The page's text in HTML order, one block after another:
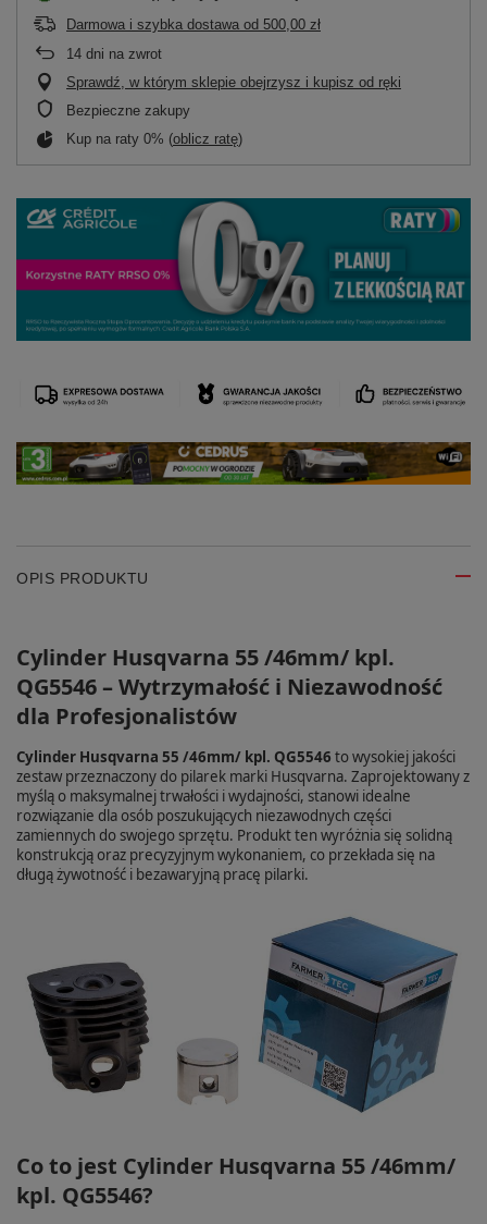
Darmowa i szybka dostawa od 500,00 zł
14 dni na zwrot
Sprawdź, w którym sklepie obejrzysz i kupisz od ręki
Bezpieczne zakupy
Kup na raty 0% (oblicz ratę)
OPIS PRODUKTU
Cylinder Husqvarna 55 /46mm/ kpl.
QG5546 – Wytrzymałość i Niezawodność
dla Profesjonalistów
Cylinder Husqvarna 55 /46mm/ kpl. QG5546 to wysokiej jakości
zestaw przeznaczony do pilarek marki Husqvarna. Zaprojektowany z
myślą o maksymalnej trwałości i wydajności, stanowi idealne
rozwiązanie dla osób poszukujących niezawodnych części
zamiennych do swojego sprzętu. Produkt ten wyróżnia się solidną
konstrukcją oraz precyzyjnym wykonaniem, co przekłada się na
długą żywotność i bezawaryjną pracę pilarki.
Co to jest Cylinder Husqvarna 55 /46mm/
kpl. QG5546?